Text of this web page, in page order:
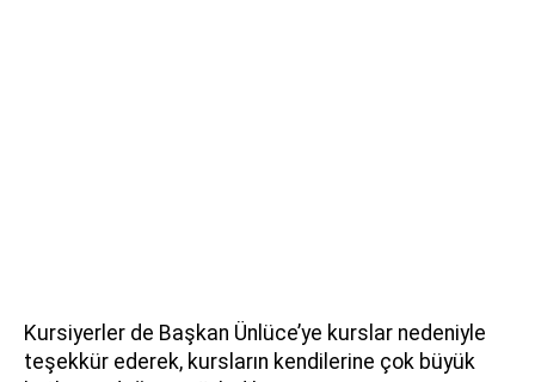
Kursiyerler de Başkan Ünlüce’ye kurslar nedeniyle
teşekkür ederek, kursların kendilerine çok büyük